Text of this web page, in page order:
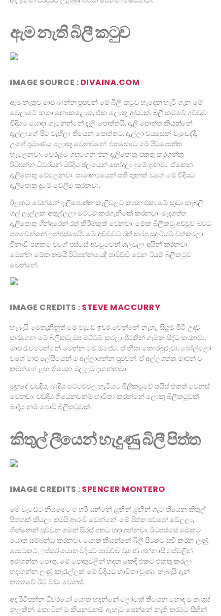
ඇම නැති බිලී කටුව
IMAGE SOURCE : DIVAINA.COM
ඇම නැතුව මාළු බාන්න පුළුවන් මේ බිලී කටුව හැදෙන හැටි ගැන මේ
වෙලාවේ කතා නොකළොත්, ඒක ලොකු අඩුවක්. බිලී කටුවේ අච්චුව
විදියට යොදා ගැනෙන්නේ දැලි පොත්තයි. දැලි පොත්ත කියන්නේ
දැල්ලාගේ පිට වැහිලා තියෙන පොත්තට. දැල්ලා වයසෙන් වැඩෙද්දී,
උගේ ප්‍රමාණය ලොකු වෙනවනේ. එතකොට මේ පිටපොත්ත
හැලෙනවා. වෙරළට ගහගෙන එන දැලිපොතු එකතු කරගන්න
රිටිපන්න ධීවරයන් මිරිදිය ජලයෙන් හෝදලා දුමේ දානවා. ඒකෙන්
දැලිපොතු වේලෙනවා. සාමාන්‍යයෙන් සති තුනක් වගේ මේ විදියට
දැලිපොතු දුමේ වේලීම කරනවා.
ඊළඟට වෙන්නේ දැලිපොත්ත කෑලිවලට කපන එක. මේ කුඩා කැබලි
ගල් ලෑල්ලක අතුල්ලලා මට්ටම් කරගැනීමක් කරනවා. මැදගත්ත
දැලිපොතු ගින්දරෙන් රත් කිරීමකුත් වෙනවා. මේක බිලීකටු අච්චුව බවට
පත්වෙන්නේ ඉන්පස්සෙයි. මේ අච්චුවට රත් කරපු සුදු ඊයම් වත්කරලා
විනාඩි පහකට වගේ පස්සේ අච්චුවෙන් ගලවලා අයින් කරනවා.
මෙන්න මේක තමයි රිටිපන්නයෙදී පාවිච්චි වෙන ඊයම් බිලීකටුව
වෙන්නේ.
IMAGE CREDITS : STEVE MACCURRY
හැබැයි මෙතැනිනුත් මේ වැඩේ ඉවර වෙන්නේ නැහැ. සියුම් මිටි උදව්
කරගෙන මේ බිලීකටු ඔප මට්ටම් කරලා පීරකින් ගෑමක් සිද්ධ කරනවා.
මාළු රැවටෙන්නේ මෙන්න මේ ඔපේට. ඒ නිසා කොරබුරුවා, බෝල්ලෝ
වගේ මාළු ලේසියෙන් ම අල්ලාගන්න පුළුවන්. ඒ අල්ලගත්ත මාළුන් ව
තමන්ගේ ළඟ තියෙන මල්ලට දාගන්නවා.
මුහුදේ වඩදිය, බාදිය මට්ටම්වල හැටියට බිලීකටුවේ සයිස් එකත් වෙනස්
වෙනවා. වඩදිය තියෙනවනම් භාවිතා කරන්නේ ලොකු බිලීකටුවක්.
බාදිය නම් පොඩි බිලීකටුවක්.
කිතුල් ලීයෙන් හැදුණු බිලී පිත්ත
IMAGE CREDITS : SPENCER MONTERO
මේ වැඩේට නියමෙට ම හරි යන්නේ ළඟින් ළඟින් ගැට තියෙන කිතුල්
පිත්තක් කියලා තමයි ආරංචි වෙන්නේ. මේ පිත්ත පවනේ වේලලා,
ගින්නෙන් පුච්චන ගමන් සිරස් අතට හදාගන්නවා. ඊටපස්සේ මේකට
යොත සම්බන්ධ කරනවා. යොත කියන්නේ බිලී පිටතට සවි කරන ලණු
පොටකට. ඉස්සර යොත විදියට පාවිච්චි වුණේ අන්නාසි ගස්වලින්
ඉරාගන්න පොතු. මේ පොතුවලින් හදන කෙඳි එකට එකතු කරලා
හදාගන්න ලණු කැරැල්ලක් මේ විදියට භාවිතා වුණා. හැබැයි දැන්
තත්ත්වේ ඊට වඩා වෙනස්.
අද රිටිපන්න ධීවරයෝ යොත හදන්නේ ලෝකේ තියෙන හොඳ ම තංගුස්
නූලකින්. කොටින් ම කියනවනම් ඇහැට පෙන්නේ නැති තරමට සිහින්